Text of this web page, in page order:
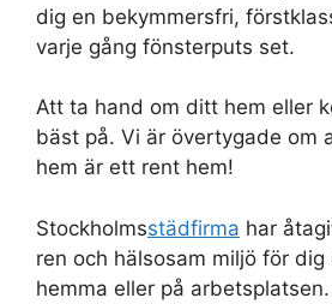
dig en bekymmersfri,
varje gång fönsterputs set.
Att ta hand om ditt hem eller
bäst på. Vi är övertygade om
hem är ett rent hem!
Stockholmsstädfirma har
ren och hälsosam miljö för
hemma eller på